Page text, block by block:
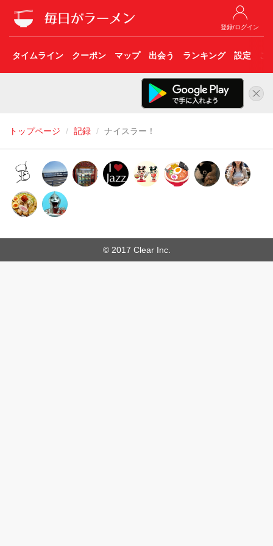
登録/ログイン
タイムライン クーポン マップ 出会う ランキング 設定 こ
トップページ 記録 ナイスラー！
© 2017 Clear Inc.